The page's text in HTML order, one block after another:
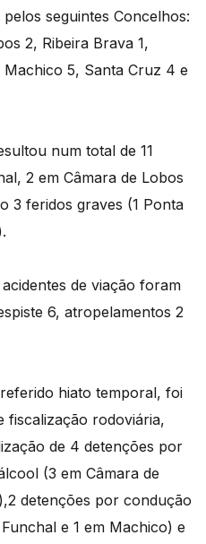
seguintes Concelhos:
2, Ribeira Brava 1,
5, Santa Cruz 4 e
num total de 11
2 em Câmara de Lobos
3 feridos graves (1 Ponta
de viação foram
6, atropelamentos 2
hiato temporal, foi
fiscalização rodoviária,
de 4 detenções por
(3 em Câmara de
detenções por condução
e 1 em Machico) e